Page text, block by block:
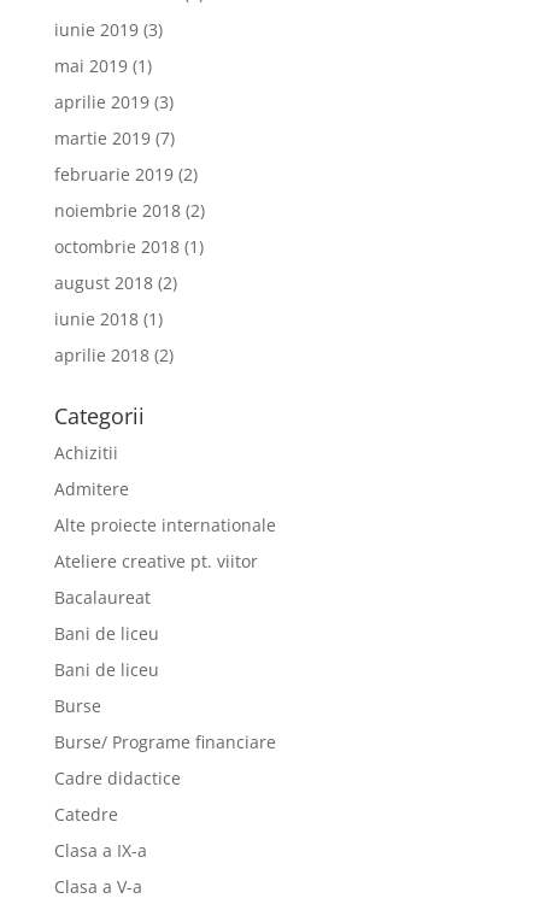
iunie 2019(3)
mai 2019(1)
aprilie 2019(3)
martie 2019(7)
februarie 2019(2)
noiembrie 2018(2)
octombrie 2018(1)
august 2018(2)
iunie 2018(1)
aprilie 2018(2)
Categorii
Achizitii
Admitere
Alte proiecte internationale
Ateliere creative pt. viitor
Bacalaureat
Bani de liceu
Bani de liceu
Burse
Burse/ Programe financiare
Cadre didactice
Catedre
Clasa a IX-a
Clasa a V-a